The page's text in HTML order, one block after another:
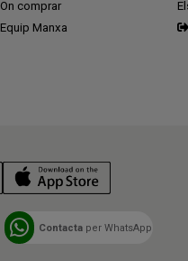
On comprar
Equip Manxa
Contacta per WhatsApp